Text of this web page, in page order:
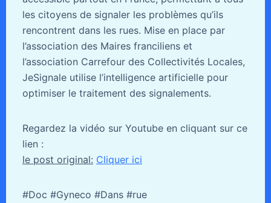
les citoyens de signaler les problèmes qu’ils
rencontrent dans les rues. Mise en place par
l’association des Maires franciliens et
l’association Carrefour des Collectivités Locales,
JeSignale utilise l’intelligence artificielle pour
optimiser le traitement des signalements.
Regardez la vidéo sur Youtube en cliquant sur ce
lien :
le post original: Cliquer ici
#Doc #Gyneco #Dans #rue